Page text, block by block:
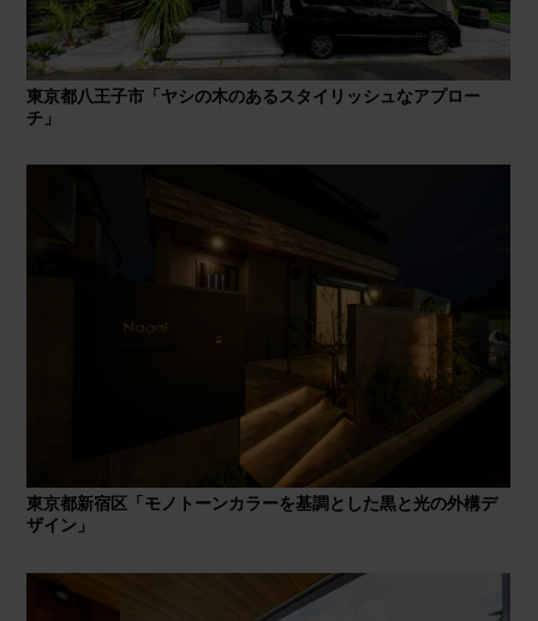
東京都八王子市「ヤシの木のあるスタイリッシュなアプロー
チ」
東京都新宿区「モノトーンカラーを基調とした黒と光の外構デ
ザイン」